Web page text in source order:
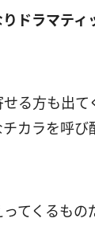
ドラマティ
る方も出て
カラを呼び
てくるもの